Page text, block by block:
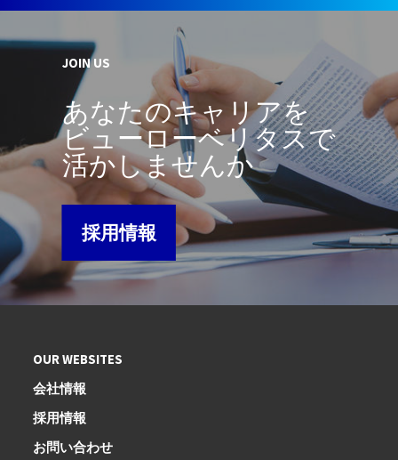
JOIN US
あなたのキャリアを
ビューローベリタスで
活かしませんか
採用情報
OUR WEBSITES
会社情報
採用情報
お問い合わせ